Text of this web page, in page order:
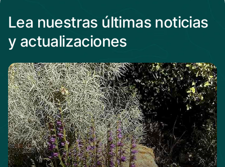
Lea nuestras últimas noticias
y actualizaciones